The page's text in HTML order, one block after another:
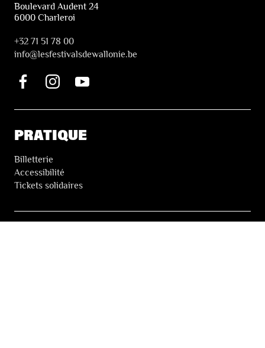
Boulevard Audent 24
6000 Charleroi
+32 71 51 78 00
info@lesfestivalsdewallonie.be
PRATIQUE
Billetterie
Accessibilité
Tickets solidaires